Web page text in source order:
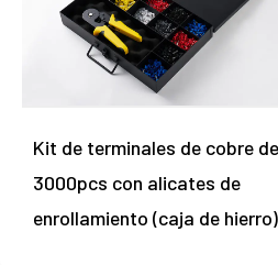
Kit de terminales de cobre de
3000pcs con alicates de
enrollamiento (caja de hierro)